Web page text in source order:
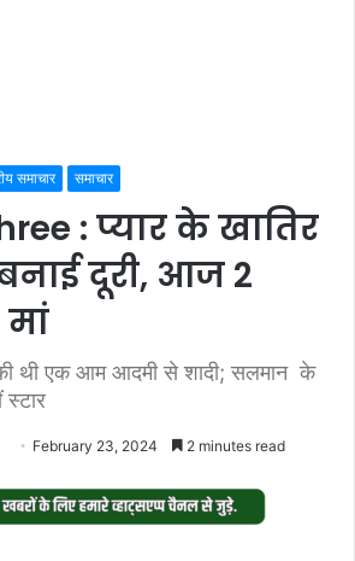
समाचार समाचार
: प्यार के खातिर
दूरी, आज 2
मां
थी एक आम आदमी से शादी; सलमान के
Send
email
February 23, 2024 2 minutes read